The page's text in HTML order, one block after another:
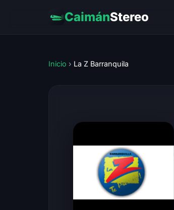
CaimánStereo
Inicio › La Z Barranquila